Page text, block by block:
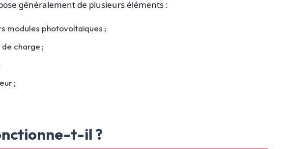
généralement de plusieurs éléments :
modules photovoltaïques ;
charge ;
;
t-il ?